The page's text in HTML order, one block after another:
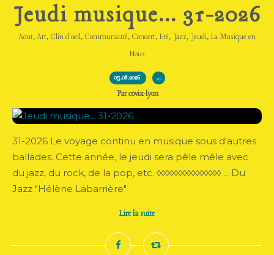
Jeudi musique... 31-2026
Aout,Art, Clin d'oeil, Communauté, Concert, Eté, Jazz, Jeudi, La Musique en
Nous
05.08.2026 …
Par covix-lyon
31-2026 Le voyage continu en musique sous d'autres
ballades. Cette année, le jeudi sera pêle mêle avec
du jazz, du rock, de la pop, etc. ◊◊◊◊◊◊◊◊◊◊◊◊◊◊◊ ... Du
Jazz "Hélène Labarrière"
Lire la suite